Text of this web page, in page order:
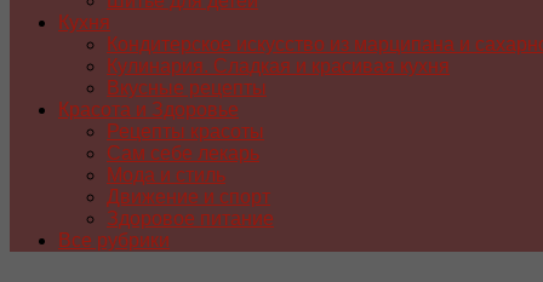
Кухня
Кондитерское искусство из марципана и
Кулинария. Сладкая и красивая кухня
Вкусные рецепты
Красота и Здоровье
Рецепты красоты
Сам себе лекарь
Мода и стиль
Движение и спорт
Здоровое питание
Все рубрики